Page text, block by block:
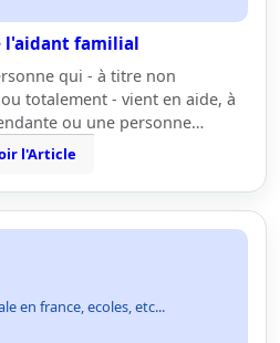
l'aidant familial
qui - à titre non
totalement - vient en aide, à
ou une personne…
l'Article
en france, ecoles, etc...